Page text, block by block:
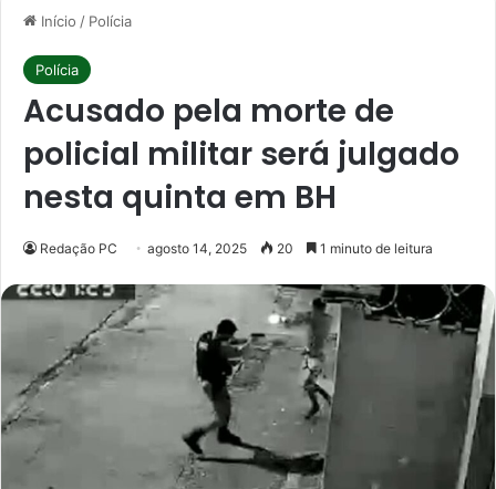
Início / Polícia
Polícia
Acusado pela morte de
policial militar será julgado
nesta quinta em BH
Redação PC agosto 14, 2025 20 1 minuto de leitura